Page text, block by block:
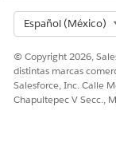
Español (México)
© Copyright 2026,
distintas marcas
Salesforce, Inc. Calle
Chapultepec V Secc.,